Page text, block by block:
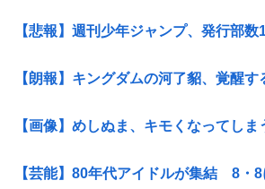
【悲報】週刊少年ジャンプ、発行部数
【朗報】キングダムの河了貂、覚醒す
【画像】めしぬま、キモくなってしま
【芸能】80年代アイドルが集結 8・